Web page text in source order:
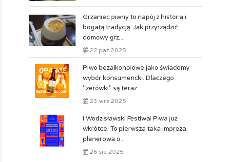
Grzaniec piwny to napój z historią i
bogatą tradycją. Jak przyrządzić
domowy grz...
22 paź 2025
Piwo bezalkoholowe jako świadomy
wybór konsumencki. Dlaczego
"zerówki" są teraz...
23 wrz 2025
I Wodzisławski Festiwal Piwa już
wkrótce. To pierwsza taka impreza
plenerowa o...
26 sie 2025